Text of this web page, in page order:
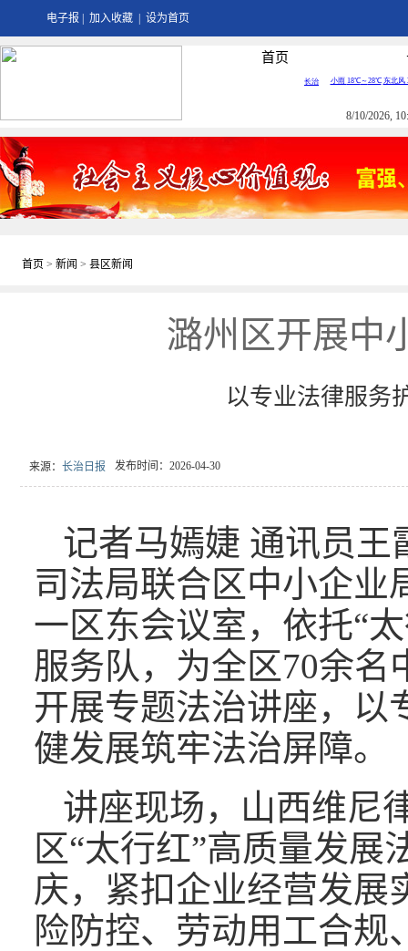
电子报 加入收藏 设为首页
首页
8/10/2026,
首页 > 新闻 > 县区新闻
潞州区开展中
以专业法律服务
来源： 长治日报 发布时间：2026-04-30
记者马嫣婕 通讯员王
司法局联合区中小企业
一区东会议室，依托“
服务队，为全区70余名
开展专题法治讲座，以
健发展筑牢法治屏障。
讲座现场，山西维尼
区“太行红”高质量发展
庆，紧扣企业经营发展
险防控、劳动用工合规